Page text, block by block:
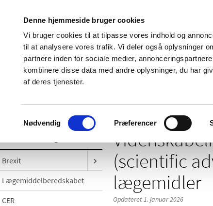
Denne hjemmeside bruger cookies
Vi bruger cookies til at tilpasse vores indhold og
til at analysere vores trafik. Vi deler også oplysninger
partnere inden for sociale medier,
kombinere disse data med andre oplysninger, du har
af deres tjenester.
Samtykkevalg
Nødvendig Præferencer
Godkendelse og
Bivirkninger og
produktinformation
Tilskud og
Brexit
Lægemiddelberedskabet
CER
(scientific
lægemidler
Opdateret 1. januar 2026